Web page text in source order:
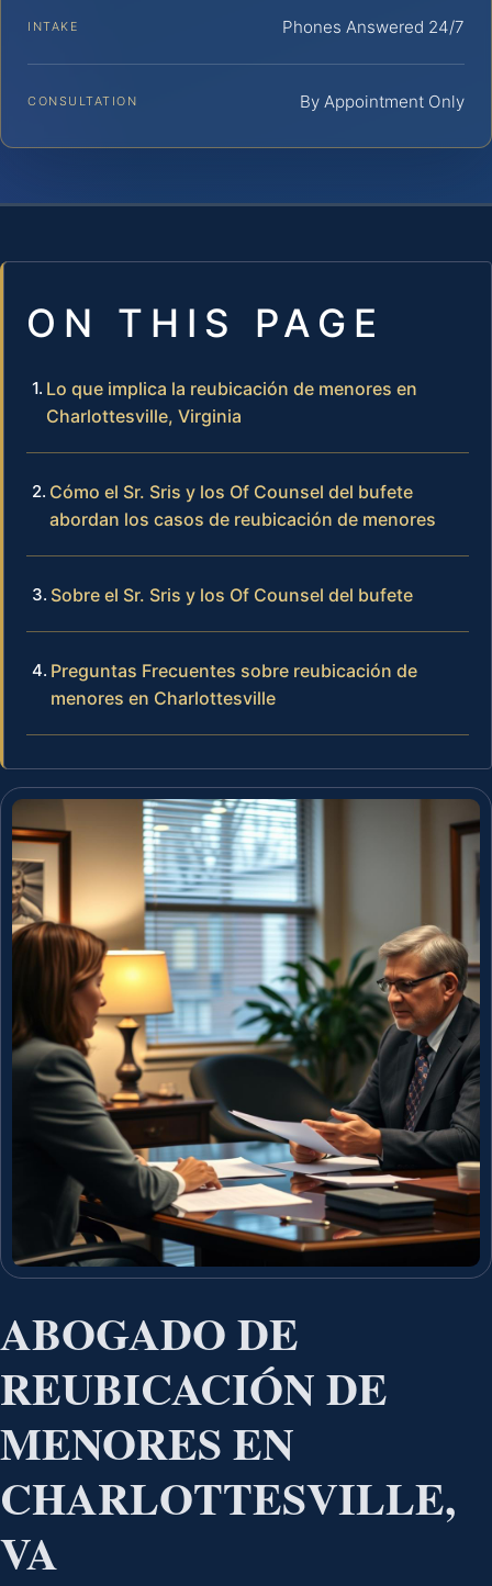
INTAKE Phones Answered 24/7
CONSULTATION By Appointment Only
ON THIS PAGE
Lo que implica la reubicación de menores en
Charlottesville, Virginia
Cómo el Sr. Sris y los Of Counsel del bufete
abordan los casos de reubicación de menores
Sobre el Sr. Sris y los Of Counsel del bufete
Preguntas Frecuentes sobre reubicación de
menores en Charlottesville
ABOGADO DE
REUBICACIÓN DE
MENORES EN
CHARLOTTESVILLE,
VA